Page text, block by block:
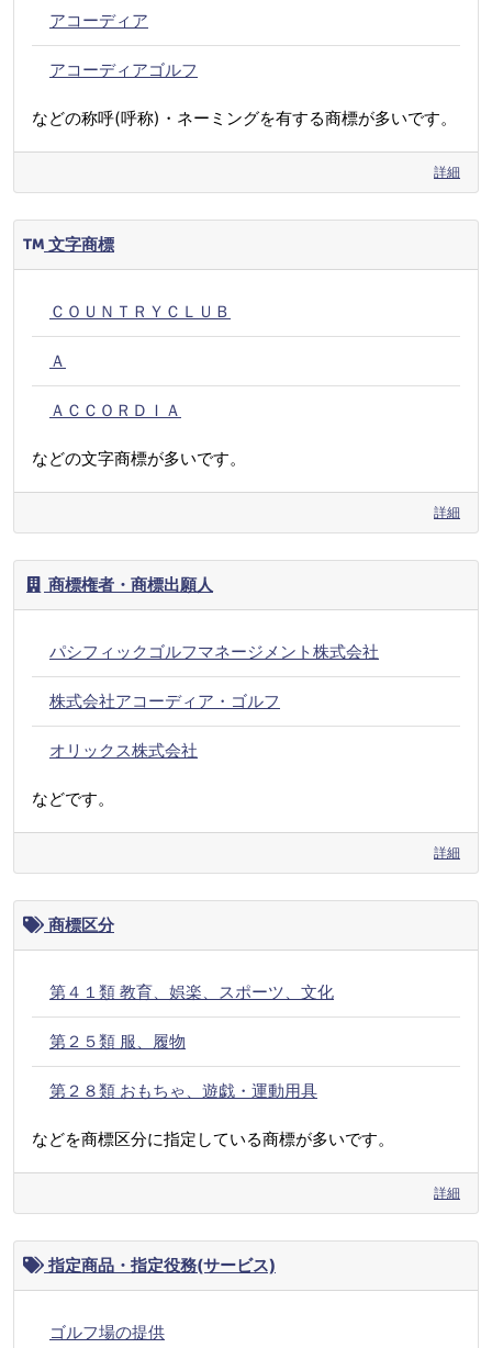
アコーディア
アコーディアゴルフ
などの称呼(呼称)・ネーミングを有する商標が多いです。
詳細
文字商標
ＣＯＵＮＴＲＹＣＬＵＢ
Ａ
ＡＣＣＯＲＤＩＡ
などの文字商標が多いです。
詳細
商標権者・商標出願人
パシフィックゴルフマネージメント株式会社
株式会社アコーディア・ゴルフ
オリックス株式会社
などです。
詳細
商標区分
第４１類 教育、娯楽、スポーツ、文化
第２５類 服、履物
第２８類 おもちゃ、遊戯・運動用具
などを商標区分に指定している商標が多いです。
詳細
指定商品・指定役務(サービス)
ゴルフ場の提供